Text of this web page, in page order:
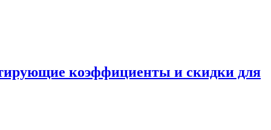
коэффициенты и скидки для